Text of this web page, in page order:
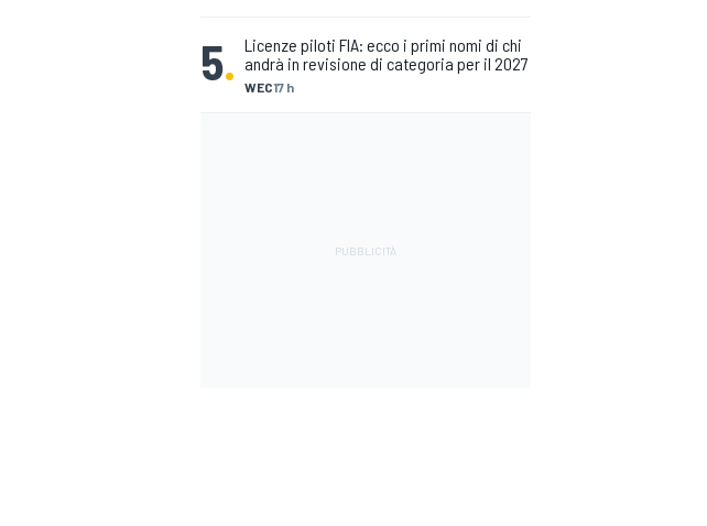
5. WEC17 h
Licenze piloti FIA: ecco i primi nomi di chi
andrà in revisione di categoria per il 2027